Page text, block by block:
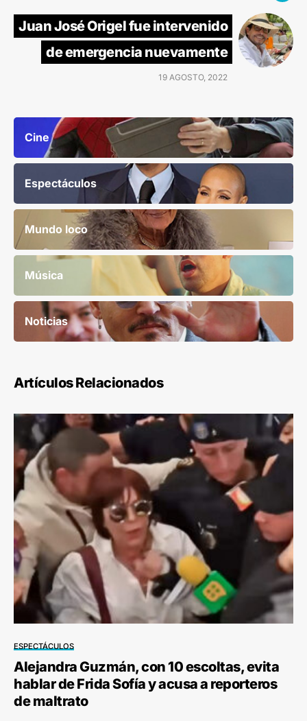
Juan José Origel fue intervenido
de emergencia nuevamente
19 AGOSTO, 2022
Cine
Espectáculos
Mundo loco
Música
Noticias
Artículos Relacionados
ESPECTÁCULOS
Alejandra Guzmán, con 10 escoltas, evita
hablar de Frida Sofía y acusa a reporteros
de maltrato